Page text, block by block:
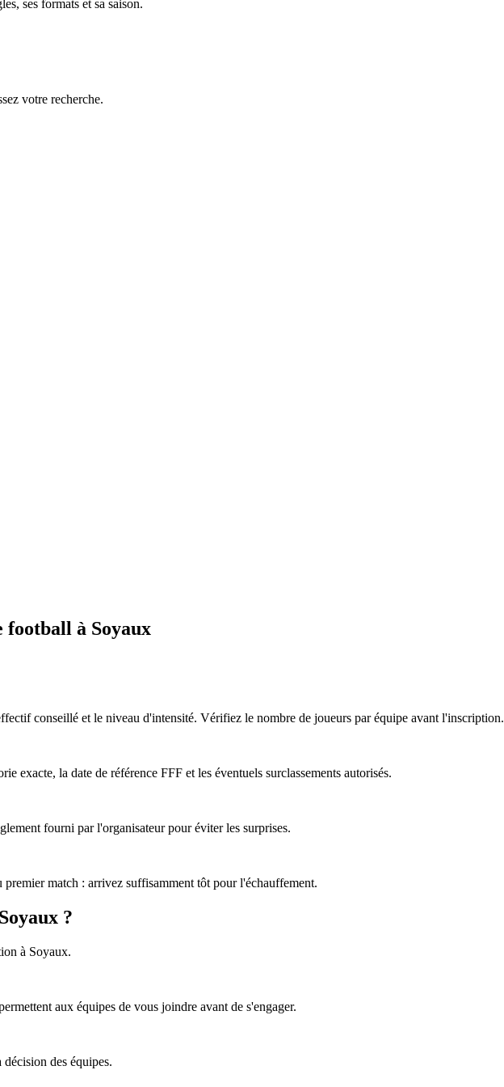
ses formats et sa saison.
votre recherche.
à Soyaux
conseillé et le niveau d'intensité. Vérifiez le nombre de joueurs par équipe avant l'inscription.
exacte, la date de référence FFF et les éventuels surclassements autorisés.
fourni par l'organisateur pour éviter les surprises.
match : arrivez suffisamment tôt pour l'échauffement.
?
à Soyaux.
aux équipes de vous joindre avant de s'engager.
des équipes.